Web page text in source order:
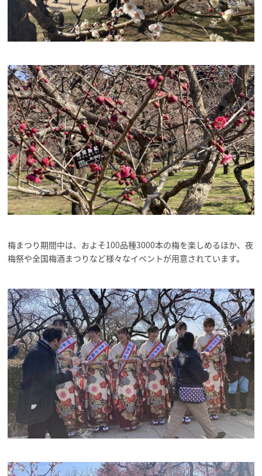
梅まつり期間中は、およそ100品種3000本の梅を楽しめるほか、夜
梅祭や全国梅酒まつりなど様々なイベントが用意されています。